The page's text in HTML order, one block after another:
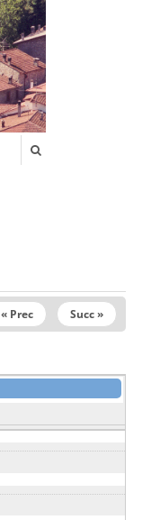
« Prec Succ »